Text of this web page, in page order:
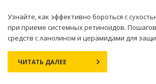
Узнайте, как эффективно бороться с
при приеме системных ретиноидов.
средств с ланолином и церамидами для
ЧИТАТЬ ДАЛЕЕ